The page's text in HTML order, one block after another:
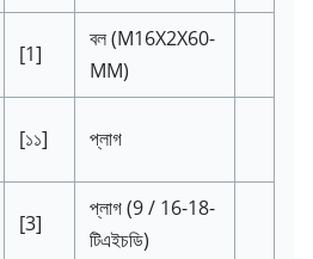
[1]
বল(M16X2X60-
MM)
[১১] প্লাগ
[3]
প্লাগ(9 / 16-18-
টিএইচডি)